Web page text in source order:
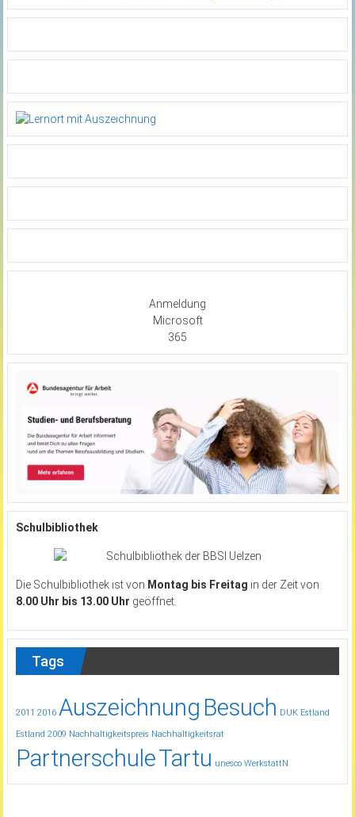
Anmeldung
Microsoft
365
Schulbibliothek
Die Schulbibliothek ist von Montag bis Freitag in der Zeit von
8.00 Uhr bis 13.00 Uhr geöffnet.
Tags
2011 2016 Auszeichnung Besuch DUK Estland
Estland 2009 Nachhaltigkeitspreis Nachhaltigkeitsrat
PartnerschuleTartu unesco WerkstattN